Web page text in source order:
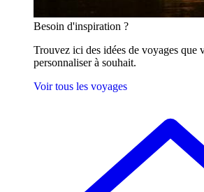
Besoin d'inspiration ?
Trouvez ici des idées de voyages que
personnaliser à souhait.
Voir tous les voyages